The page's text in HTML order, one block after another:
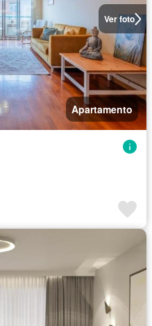
Ver foto
Apartamento